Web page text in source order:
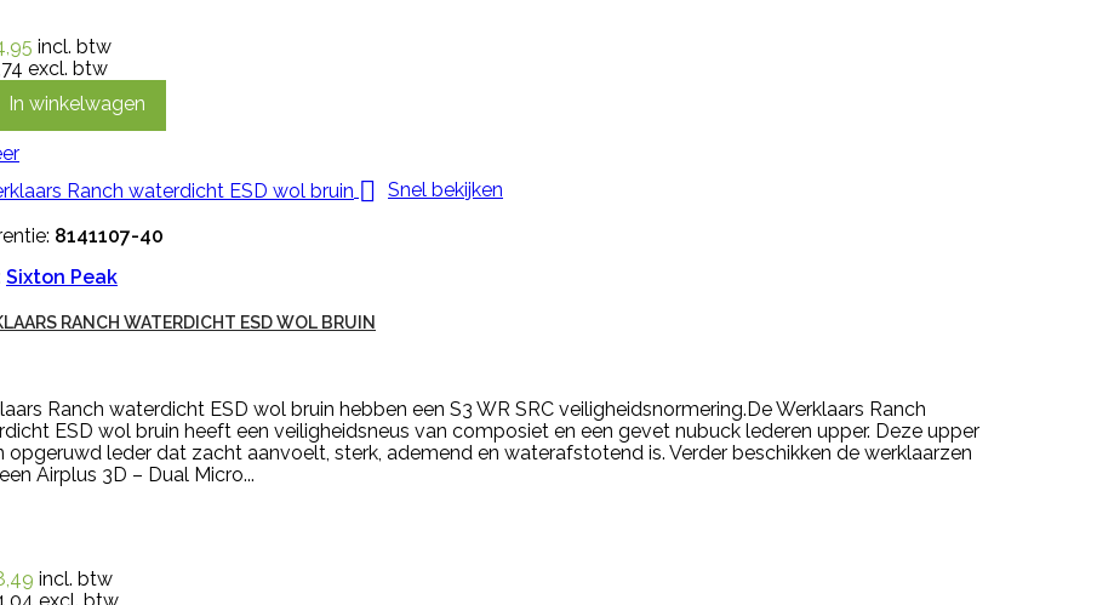
incl. btw
excl. btw
In winkelwagen
 Snel bekijken
8141107-40
Sixton Peak
RANCH WATERDICHT ESD WOL BRUIN
Ranch waterdicht ESD wol bruin hebben een S3 WR SRC veiligheidsnormering.De Werklaars Ranch
ESD wol bruin heeft een veiligheidsneus van composiet en een gevet nubuck lederen upper. Deze upper
opgeruwd leder dat zacht aanvoelt, sterk, ademend en waterafstotend is. Verder beschikken de werklaarzen
Airplus 3D – Dual Micro...
incl. btw